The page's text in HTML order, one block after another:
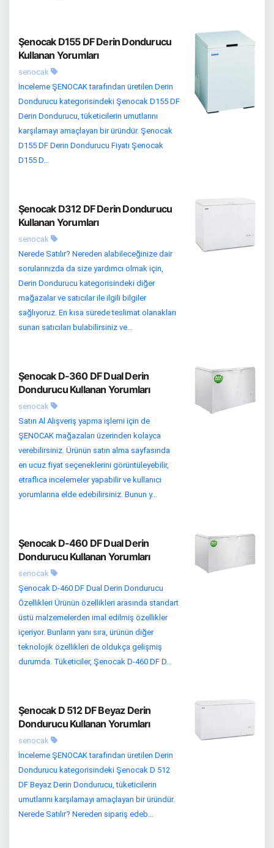
Şenocak D155 DF Derin Dondurucu
Kullanan Yorumları
senocak
İnceleme ŞENOCAK tarafından üretilen Derin
Dondurucu kategorisindeki Şenocak D155 DF
Derin Dondurucu, tüketicilerin umutlarını
karşılamayı amaçlayan bir üründür. Şenocak
D155 DF Derin Dondurucu Fiyatı Şenocak
D155 D...
Şenocak D312 DF Derin Dondurucu
Kullanan Yorumları
senocak
Nerede Satılır? Nereden alabileceğinize dair
sorularınızda da size yardımcı olmak için,
Derin Dondurucu kategorisindeki diğer
mağazalar ve satıcılar ile ilgili bilgiler
sağlıyoruz. En kısa sürede teslimat olanakları
sunan satıcıları bulabilirsiniz ve...
Şenocak D-360 DF Dual Derin
Dondurucu Kullanan Yorumları
senocak
Satın Al Alışveriş yapma işlemi için de
ŞENOCAK mağazaları üzerinden kolayca
verebilirsiniz. Ürünün satın alma sayfasında
en ucuz fiyat seçeneklerini görüntüleyebilir,
etraflıca incelemeler yapabilir ve kullanıcı
yorumlarına elde edebilirsiniz. Bunun y...
Şenocak D-460 DF Dual Derin
Dondurucu Kullanan Yorumları
senocak
Şenocak D-460 DF Dual Derin Dondurucu
Özellikleri Ürünün özellikleri arasında standart
üstü malzemelerden imal edilmiş özellikler
içeriyor. Bunların yanı sıra, ürünün diğer
teknolojik özellikleri de oldukça gelişmiş
durumda. Tüketiciler, Şenocak D-460 DF D...
Şenocak D 512 DF Beyaz Derin
Dondurucu Kullanan Yorumları
senocak
İnceleme ŞENOCAK tarafından üretilen Derin
Dondurucu kategorisindeki Şenocak D 512
DF Beyaz Derin Dondurucu, tüketicilerin
umutlarını karşılamayı amaçlayan bir üründür.
Nerede Satılır? Nereden sipariş edeb...